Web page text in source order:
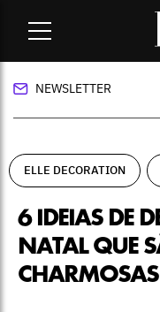
são simples e
NEWSLETTER
ELLE DECORATION
6 IDEIAS DE
NATAL QUE
CHARMOSAS